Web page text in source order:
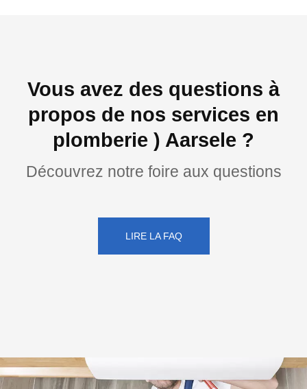
Vous avez des questions à
propos de nos services en
plomberie ) Aarsele ?
Découvrez notre foire aux questions
LIRE LA FAQ